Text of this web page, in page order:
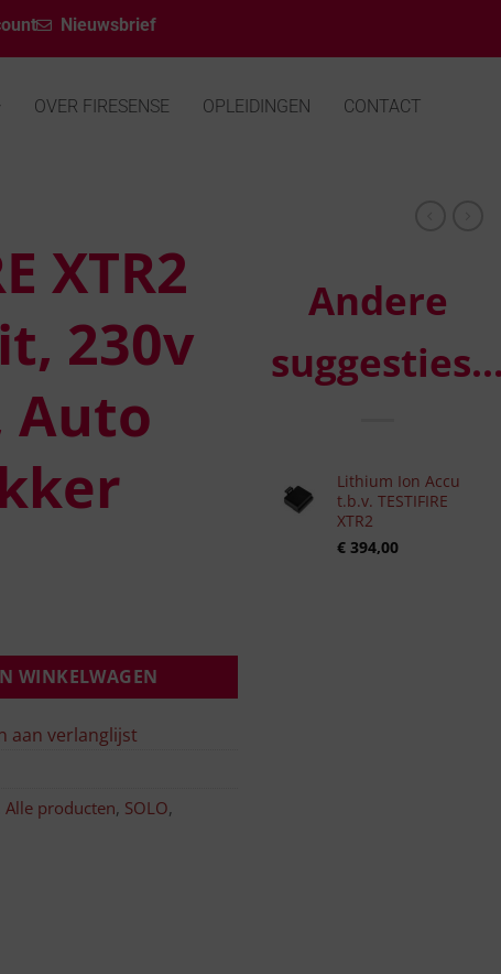
Nieuwsbrief
OVER FIRESENSE OPLEIDINGEN CONTACT
XTR2
230v
Auto
WINKELWAGEN
aan verlanglijst
Alle producten, SOLO,
Andere
Lithium Ion Accu
t.b.v. TESTIFIRE
XTR2
€ 394,00